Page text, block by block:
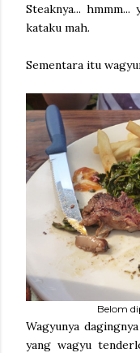
Steaknya...
kataku mah.
Sementara itu
Belom
Wagyunya
yang wagyu